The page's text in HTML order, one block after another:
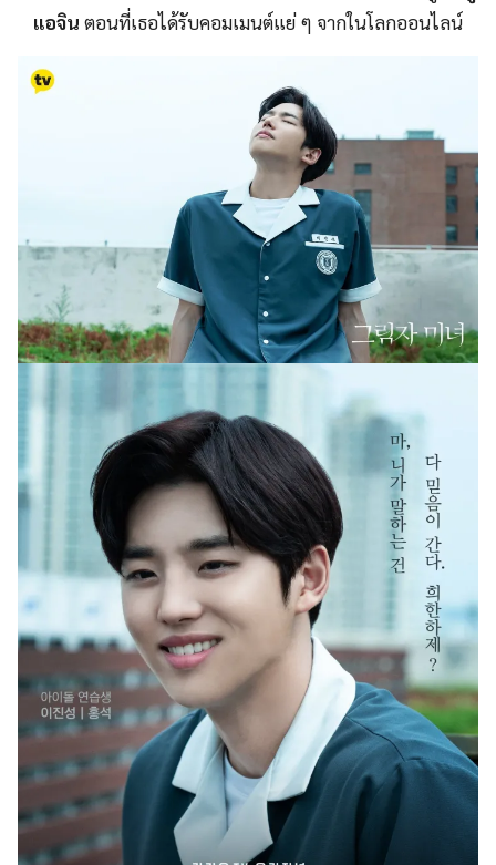
แอจิน ตอนที่เธอได้รับคอมเมนต์แย่ ๆ จากในโลกออนไลน์